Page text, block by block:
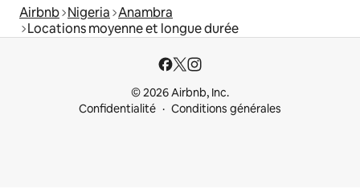
Airbnb Nigeria Anambra
Locations moyenne et longue durée
© 2026 Airbnb, Inc.
Confidentialité
Conditions générales